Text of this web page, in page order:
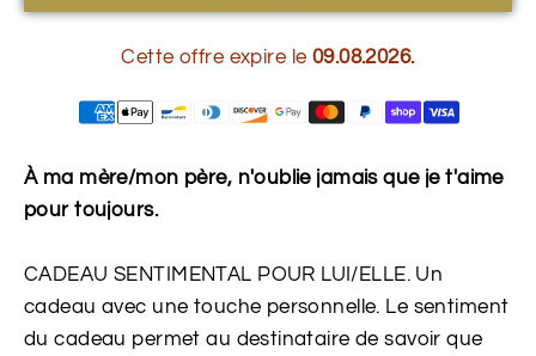
Cette offre expire le 09.08.2026.
À ma mère/mon père, n'oublie jamais que je t'aime
pour toujours.
CADEAU SENTIMENTAL POUR LUI/ELLE. Un
cadeau avec une touche personnelle. Le sentiment
du cadeau permet au destinataire de savoir que